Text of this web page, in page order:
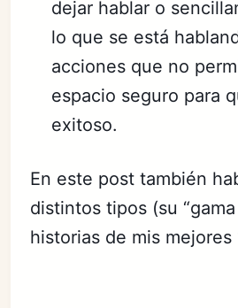
dejar hablar o
lo que se está
acciones que no
espacio seguro para
exitoso.
En este post también
distintos tipos (su
historias de mis mejores